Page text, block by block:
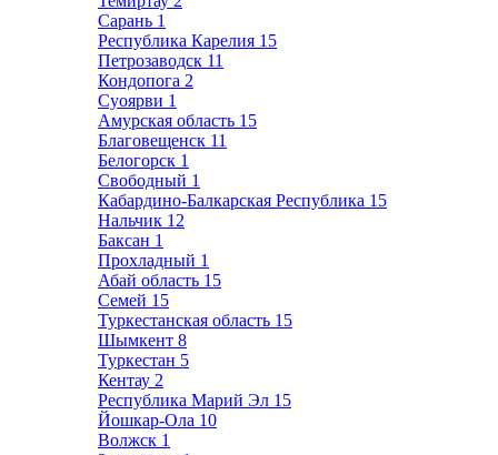
Сарань 1
Республика Карелия 15
Петрозаводск 11
Кондопога 2
Суоярви 1
Амурская область 15
Благовещенск 11
Белогорск 1
Свободный 1
Кабардино-Балкарская Республика 15
Нальчик 12
Баксан 1
Прохладный 1
Абай область 15
Семей 15
Туркестанская область 15
Шымкент 8
Туркестан 5
Кентау 2
Республика Марий Эл 15
Йошкар-Ола 10
Волжск 1